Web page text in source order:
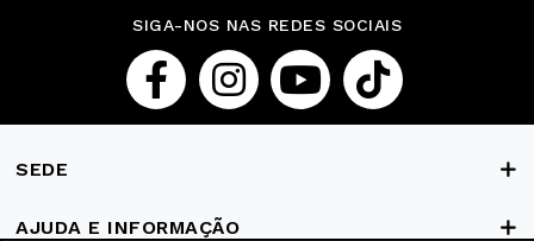
SIGA-NOS NAS REDES SOCIAIS
SEDE
AJUDA E INFORMAÇÃO